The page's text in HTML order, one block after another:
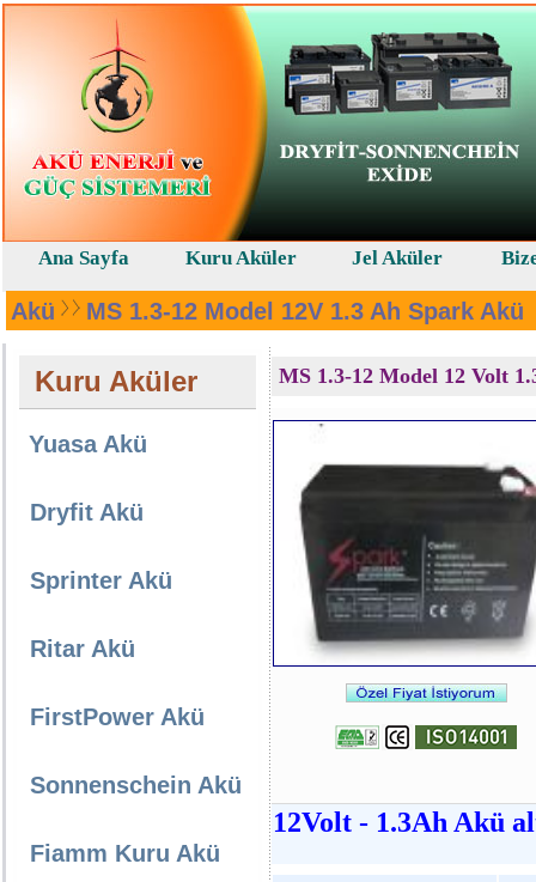
Akü MS 1.3-12 Model 12V 1.3 Ah Spark Akü
Kuru Aküler
Yuasa Akü
Dryfit Akü
Sprinter Akü
Ritar Akü
FirstPower Akü
Sonnenschein Akü
Fiamm Kuru Akü
MS 1.3-12 Model 12 Volt
12Volt - 1.3Ah Akü
Ana Sayfa Kuru Aküler Jel Aküler